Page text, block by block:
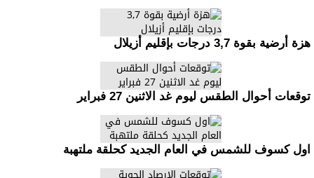
هزة أرضية بقوة 3,7 درجات بإقليم أزيلال
توقعات أحوال الطقس ليوم غد الاثنين 27 فبراير
اول كسوف للشمس في العام الجديد كحلقة ملتهبة